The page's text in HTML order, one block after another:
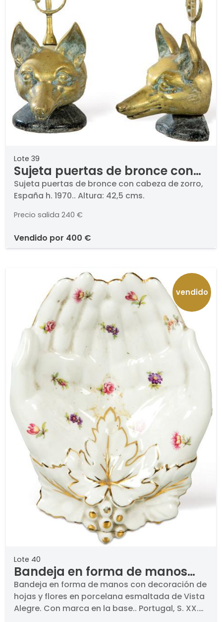
Lote 39
Sujeta puertas de bronce con
cabeza de zorro, España h.
1970.
Sujeta puertas de bronce con cabeza de zorro,
España h. 1970.. Altura: 42,5 cms.
Precio salida 240 €
vendido por 400 €
vendido
Lote 40
Bandeja en forma de manos
con decoración de hojas y
flores en porcelana esmaltada
de Vista Alegre. Con marca en
Bandeja en forma de manos con decoración de
hojas y flores en porcelana esmaltada de Vista
Alegre. Con marca en la base.. Portugal, S. XX.